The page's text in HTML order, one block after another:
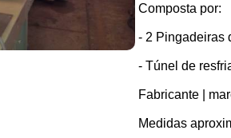
Composta por:
- 2 Pingadeiras
- Túnel de
Fabricante |
Medidas